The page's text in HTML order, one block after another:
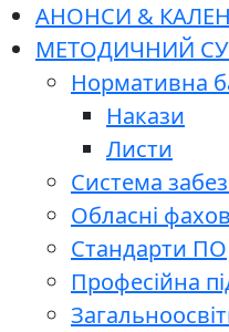
АНОНСИ &
МЕТОДИЧНИЙ
Нормативна
Накази
Листи
Система
Обласні
Стандарти ПО
Професійна